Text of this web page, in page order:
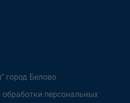
город Белово
персональных